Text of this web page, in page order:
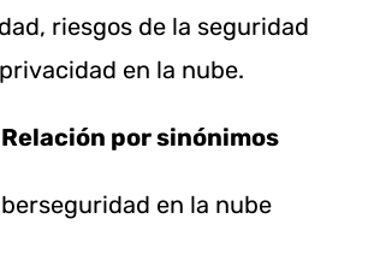
riesgos de la seguridad
en la nube.
por sinónimos
en la nube